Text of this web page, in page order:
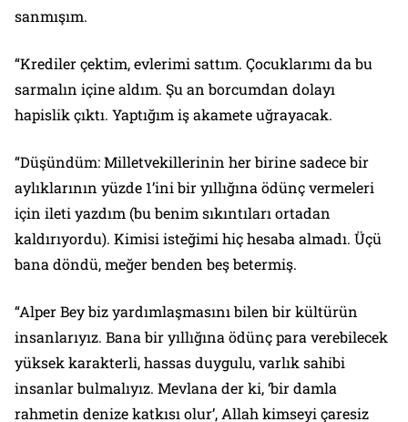
sanmışım.
“Krediler çektim, evlerimi sattım. Çocuklarımı da bu
sarmalın içine aldım. Şu an borcumdan dolayı
hapislik çıktı. Yaptığım iş akamete uğrayacak.
“Düşündüm: Milletvekillerinin her birine sadece bir
aylıklarının yüzde 1’ini bir yıllığına ödünç vermeleri
için ileti yazdım (bu benim sıkıntıları ortadan
kaldırıyordu). Kimisi isteğimi hiç hesaba almadı. Üçü
bana döndü, meğer benden beş betermiş.
“Alper Bey biz yardımlaşmasını bilen bir kültürün
insanlarıyız. Bana bir yıllığına ödünç para verebilecek
yüksek karakterli, hassas duygulu, varlık sahibi
insanlar bulmalıyız. Mevlana der ki, ‘bir damla
rahmetin denize katkısı olur’, Allah kimseyi çaresiz